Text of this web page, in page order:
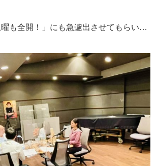
曜も全開！」にも急遽出させてもらい…